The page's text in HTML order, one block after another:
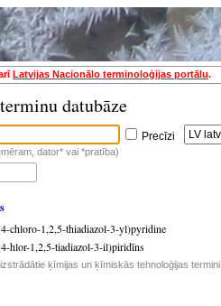
Latvijas Nacionālo terminoloģijas portālu.
datubāze
Precīzi
dator* vai *pratība)
chloro-1,2,5-thiadiazol-3-yl)pyridine
hlor-1,2,5-tiadiazol-3-il)piridīns
ķīmijas un ķīmiskās tehnoloģijas termini